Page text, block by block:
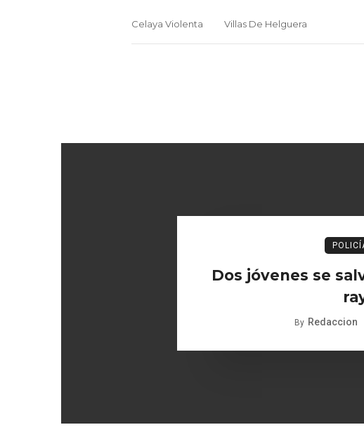
Celaya Violenta Villas De Helguera
Dos jóvenes se
By Redaccion